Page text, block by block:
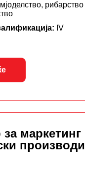
рибарство
IV
маркетинг